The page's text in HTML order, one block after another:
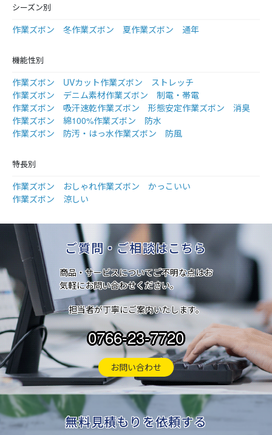
シーズン別
作業ズボン 冬作業ズボン 夏作業ズボン 通年
機能性別
作業ズボン UVカット作業ズボン ストレッチ
作業ズボン デニム素材作業ズボン 制電・帯電
作業ズボン 吸汗速乾作業ズボン 形態安定作業ズボン 消臭
作業ズボン 綿100%作業ズボン 防水
作業ズボン 防汚・はっ水作業ズボン 防風
特長別
作業ズボン おしゃれ作業ズボン かっこいい
作業ズボン 涼しい
ご質問・ご相談はこちら
商品・サービスについてご不明な点はお
気軽にお問い合わせください。
担当者が丁寧にご案内いたします。
0766-23-7720
お問い合わせ
無料見積もりを依頼する